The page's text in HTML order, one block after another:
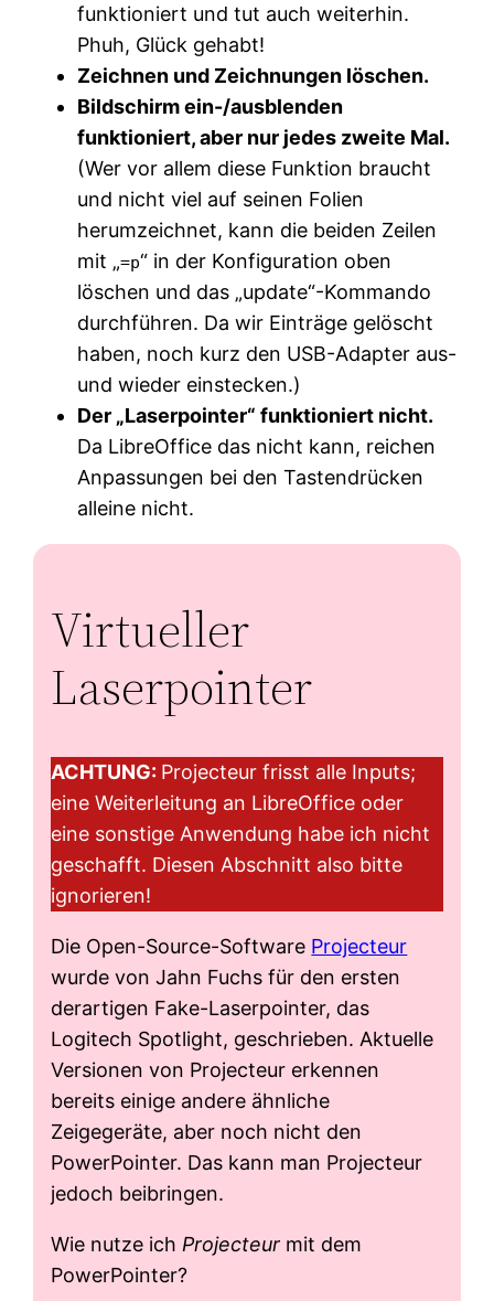
funktioniert und tut auch weiterhin.
Phuh, Glück gehabt!
Zeichnen und Zeichnungen löschen.
Bildschirm ein-/ausblenden
funktioniert, aber nur jedes zweite Mal.
(Wer vor allem diese Funktion braucht
und nicht viel auf seinen Folien
herumzeichnet, kann die beiden Zeilen
mit „=p“ in der Konfiguration oben
löschen und das „update“-Kommando
durchführen. Da wir Einträge gelöscht
haben, noch kurz den USB-Adapter aus-
und wieder einstecken.)
Der „Laserpointer“ funktioniert nicht.
Da LibreOffice das nicht kann, reichen
Anpassungen bei den Tastendrücken
alleine nicht.
Virtueller
Laserpointer
ACHTUNG: Projecteur frisst alle Inputs;
eine Weiterleitung an LibreOffice oder
eine sonstige Anwendung habe ich nicht
geschafft. Diesen Abschnitt also bitte
ignorieren!
Die Open-Source-Software Projecteur
wurde von Jahn Fuchs für den ersten
derartigen Fake-Laserpointer, das
Logitech Spotlight, geschrieben. Aktuelle
Versionen von Projecteur erkennen
bereits einige andere ähnliche
Zeigegeräte, aber noch nicht den
PowerPointer. Das kann man Projecteur
jedoch beibringen.
Wie nutze ich Projecteur mit dem
PowerPointer?